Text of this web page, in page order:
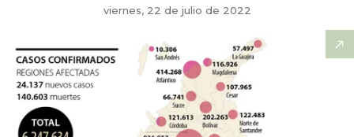
viernes, 22 de julio de 2022